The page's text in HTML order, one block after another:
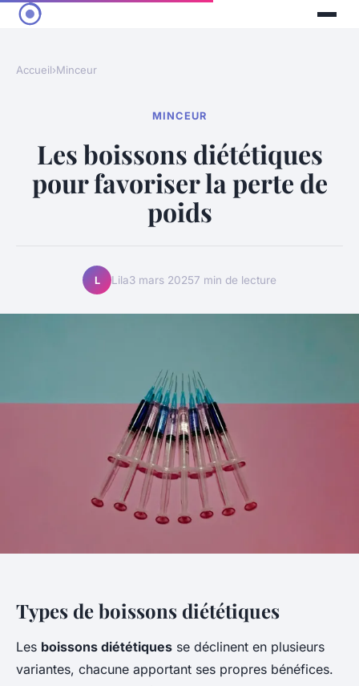
Accueil›Minceur
MINCEUR
Les boissons diététiques
pour favoriser la perte de
poids
L Lila3 mars 20257 min de lecture
Types de boissons diététiques
Les boissons diététiques se déclinent en plusieurs
variantes, chacune apportant ses propres bénéfices.